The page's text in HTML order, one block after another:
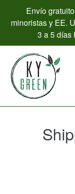
directamente
Envío
minoristas y EE.
3 a 5 días